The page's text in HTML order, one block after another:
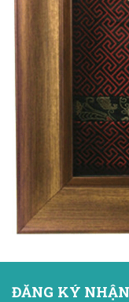
ĐĂNG KÝ